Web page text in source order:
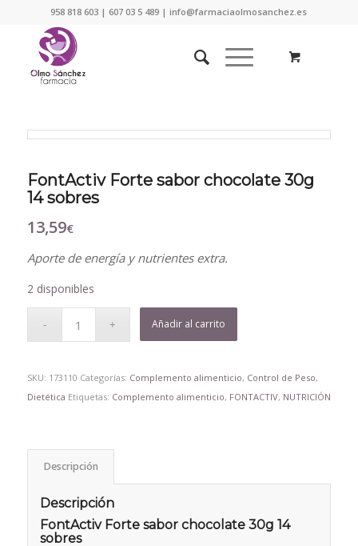
958 818 603 | 607 03 5 489 | info@farmaciaolmosanchez.es
FontActiv Forte sabor chocolate 30g
14 sobres
13,59€
Aporte de energía y nutrientes extra.
2 disponibles
Añadir al carrito
SKU: 173110 Categorías: Complemento alimenticio, Control de Peso,
Dietética Etiquetas: Complemento alimenticio, FONTACTIV, NUTRICIÓN
Descripción
Descripción
FontActiv Forte sabor chocolate 30g 14
sobres